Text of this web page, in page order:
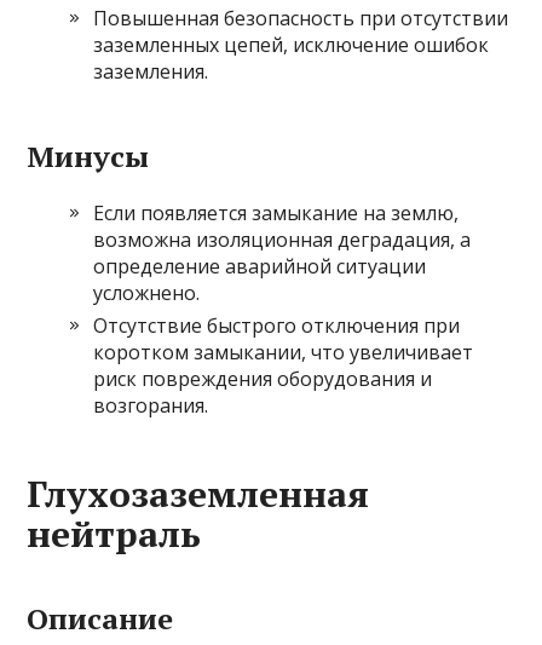
Повышенная безопасность при отсутствии
заземленных цепей, исключение ошибок
заземления.
Минусы
Если появляется замыкание на землю,
возможна изоляционная деградация, а
определение аварийной ситуации
усложнено.
Отсутствие быстрого отключения при
коротком замыкании, что увеличивает
риск повреждения оборудования и
возгорания.
Глухозаземленная
нейтраль
Описание